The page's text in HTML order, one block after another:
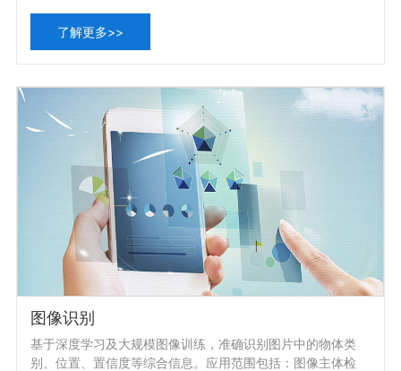
了解更多>>
图像识别
基于深度学习及大规模图像训练，准确识别图片中的物体类
别、位置、置信度等综合信息。应用范围包括：图像主体检